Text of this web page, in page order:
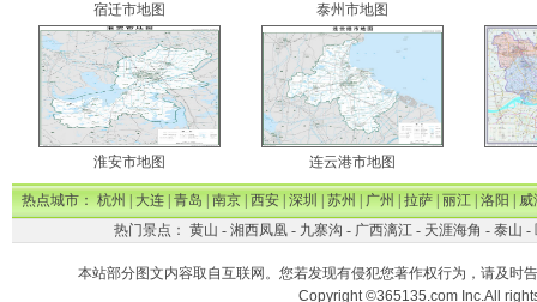
宿迁市地图 泰州市地图
淮安市地图 连云港市地图
热点城市：杭州|大连|青岛|南京|西安|深圳|苏州|广州|拉萨|丽江|洛阳|威
热门景点： 黄山 - 湘西凤凰- 九寨沟 - 广西漓江- 天涯海角 - 泰山 -
本站部分图文内容取自互联网。您若发现有侵犯您著作权行为，请及时
Copyright ©365135.com Inc.All